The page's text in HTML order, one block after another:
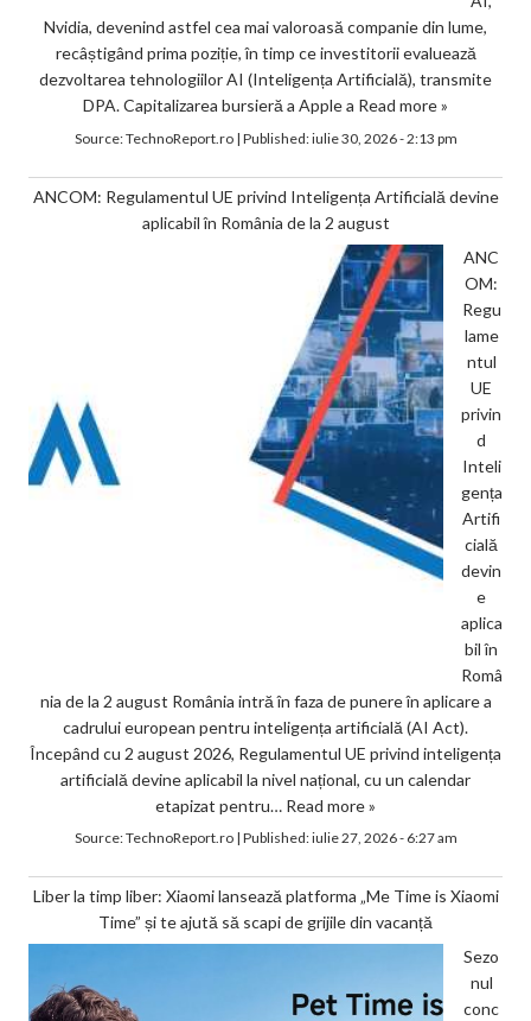
Nvidia, devenind astfel cea mai valoroasă companie din lume,
recâștigând prima poziție, în timp ce investitorii evaluează
dezvoltarea tehnologiilor AI (Inteligența Artificială), transmite
DPA. Capitalizarea bursieră a Apple a Read more »
Source:TechnoReport.ro| Published:iulie 30, 2026 - 2:13 pm
ANCOM: Regulamentul UE privind Inteligența Artificială devine
aplicabil în România de la 2 august
ANC
OM:
Regu
lame
ntul
UE
privin
d
Inteli
gența
Artifi
cială
devin
e
aplica
bil în
Româ
nia de la 2 august România intră în faza de punere în aplicare a
cadrului european pentru inteligența artificială (AI Act).
Începând cu 2 august 2026, Regulamentul UE privind inteligența
artificială devine aplicabil la nivel național, cu un calendar
etapizat pentru… Read more »
Source:TechnoReport.ro| Published:iulie 27, 2026 - 6:27 am
Liber la timp liber: Xiaomi lansează platforma „Me Time is Xiaomi
Time” și te ajută să scapi de grijile din vacanță
Sezo
nul
conc